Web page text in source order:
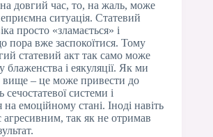
на довгий час, то, на жаль, може
ситуація. Статевий
просто «зламається» і
пора вже заспокоїтися. Тому
статевий акт так само може
блаженства і еякуляції. Як ми
вище – це може привести до
системи і
на емоційному стані. Іноді навіть
агресивним, так як не отримав